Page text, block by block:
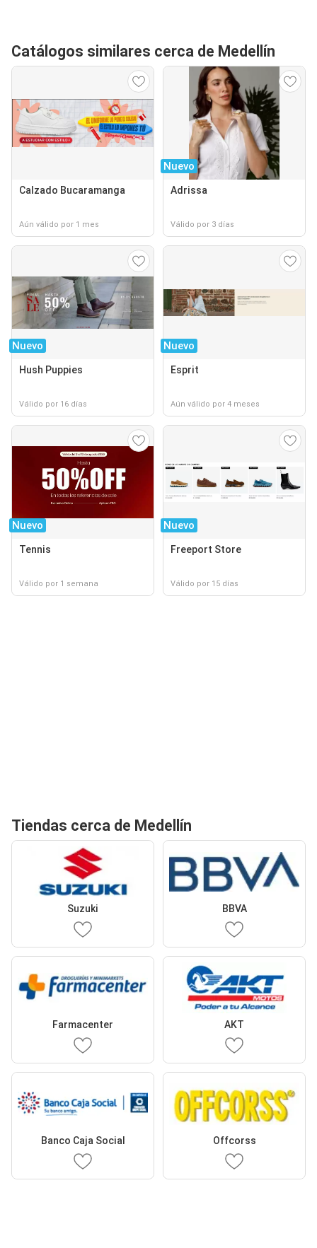
Catálogos similares cerca de Medellín
Calzado Bucaramanga
Aún válido por 1 mes
Nuevo
Adrissa
Válido por 3 días
Nuevo
Hush Puppies
Válido por 16 días
Nuevo
Esprit
Aún válido por 4 meses
Nuevo
Tennis
Válido por 1 semana
Nuevo
Freeport Store
Válido por 15 días
Tiendas cerca de Medellín
Suzuki BBVA
Farmacenter AKT
Banco Caja Social Offcorss